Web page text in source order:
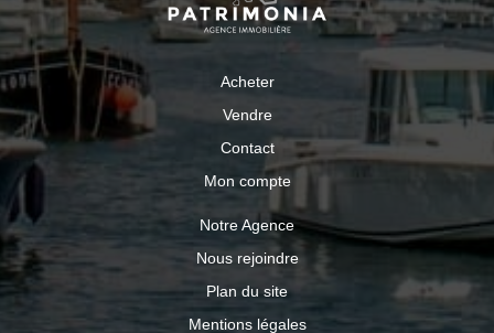
Acheter
Vendre
Contact
Mon compte
Notre Agence
Nous rejoindre
Plan du site
Mentions légales